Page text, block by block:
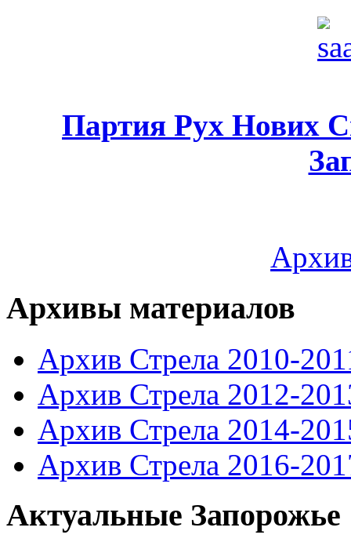
Партия Рух Нових
Архивы материалов
Архив Стрела 2010-
Архив Стрела 2012-
Архив Стрела 2014-
Архив Стрела 2016-
Актуальные Запорожье